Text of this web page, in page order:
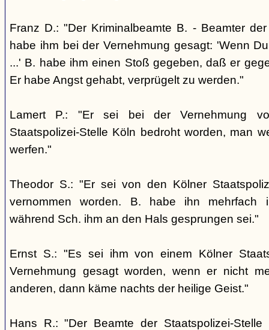
Franz D.: "Der Kriminalbeamte B. - Beamter
habe ihm bei der Vernehmung gesagt: 'Wenn
...' B. habe ihm einen Stoß gegeben, daß er
Er habe Angst gehabt, verprügelt zu werden."
Lamert P.: "Er sei bei der Vernehmung
Staatspolizei-Stelle Köln bedroht worden, man
werfen."
Theodor S.: "Er sei von den Kölner
vernommen worden. B. habe ihn mehrfach
während Sch. ihm an den Hals gesprungen sei."
Ernst S.: "Es sei ihm von einem Kölner
Vernehmung gesagt worden, wenn er nicht
anderen, dann käme nachts der heilige Geist."
Hans R.: "Der Beamte der Staatspolizei-